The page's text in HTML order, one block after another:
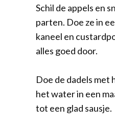
Schil de appels en
parten. Doe ze in
kaneel en
alles goed door.
Doe de dadels met
het water in een
tot een glad sausje.